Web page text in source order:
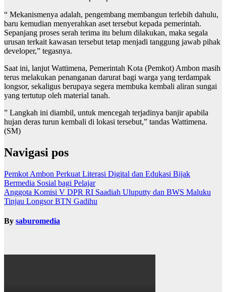
“ Mekanismenya adalah, pengembang membangun terlebih dahulu,
baru kemudian menyerahkan aset tersebut kepada pemerintah.
Sepanjang proses serah terima itu belum dilakukan, maka segala
urusan terkait kawasan tersebut tetap menjadi tanggung jawab pihak
developer,” tegasnya.
Saat ini, lanjut Wattimena, Pemerintah Kota (Pemkot) Ambon masih
terus melakukan penanganan darurat bagi warga yang terdampak
longsor, sekaligus berupaya segera membuka kembali aliran sungai
yang tertutup oleh material tanah.
” Langkah ini diambil, untuk mencegah terjadinya banjir apabila
hujan deras turun kembali di lokasi tersebut,” tandas Wattimena.
(SM)
Navigasi pos
Pemkot Ambon Perkuat Literasi Digital dan Edukasi Bijak
Bermedia Sosial bagi Pelajar
Anggota Komisi V DPR RI Saadiah Uluputty dan BWS Maluku
Tinjau Longsor BTN Gadihu
By saburomedia